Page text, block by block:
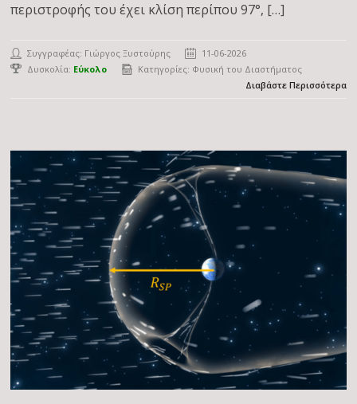
περιστροφής του έχει κλίση περίπου 97°, […]
Συγγραφέας: Γιώργος Ξυστούρης
11-06-2026
Δυσκολία: Εύκολο Κατηγορίες: Φυσική του Διαστήματος
Διαβάστε Περισσότερα